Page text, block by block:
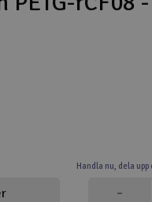
Handla nu, dela upp
-